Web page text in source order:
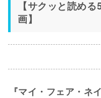
【サクッと読め
画】
『マイ・フェア・ネ